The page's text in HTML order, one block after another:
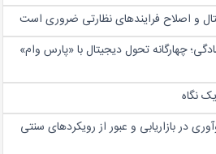
و اصلاح فرایندهای نظارتی ضروری است
چهار‌گانه تحول دیجیتال با «پارس وام»
نگاه
در بازاریابی و عبور از رویکردهای سنتی